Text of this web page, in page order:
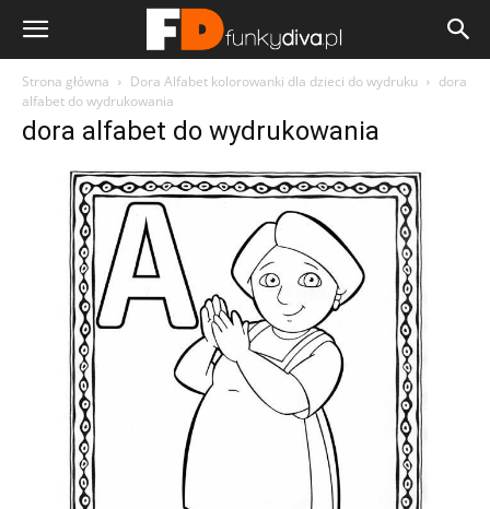
Strona główna Dora Alfabet kolorowanki dla dzieci do wydruku
dora
alfabet do wydrukowania
dora alfabet do wydrukowania